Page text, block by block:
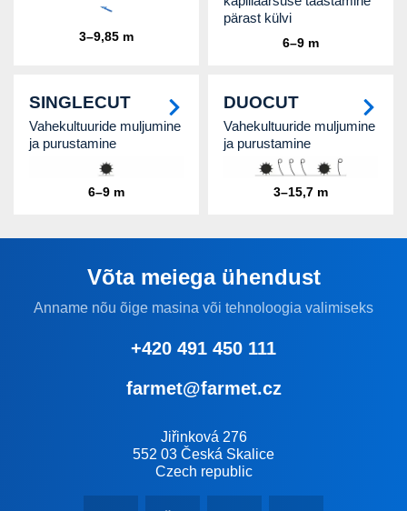
3–9,85 m
pärast külvi
6–9 m
SINGLECUT
Vahekultuuride muljumine
ja purustamine
6–9 m
DUOCUT
Vahekultuuride muljumine
ja purustamine
3–15,7 m
Võta meiega ühendust
Anname nõu õige masina või tehnoloogia valimiseks
+420 491 450 111
farmet@farmet.cz
Jiřinková 276
552 03 Česká Skalice
Czech republic